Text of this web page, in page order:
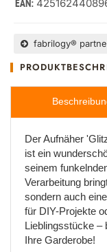
EAN:
fabrilogy®
Der Aufnäher
ist ein
seinem
Verarbeitung
sondern auch
für DIY-Projekte
Lieblingsstücke –
Ihre Garderobe!